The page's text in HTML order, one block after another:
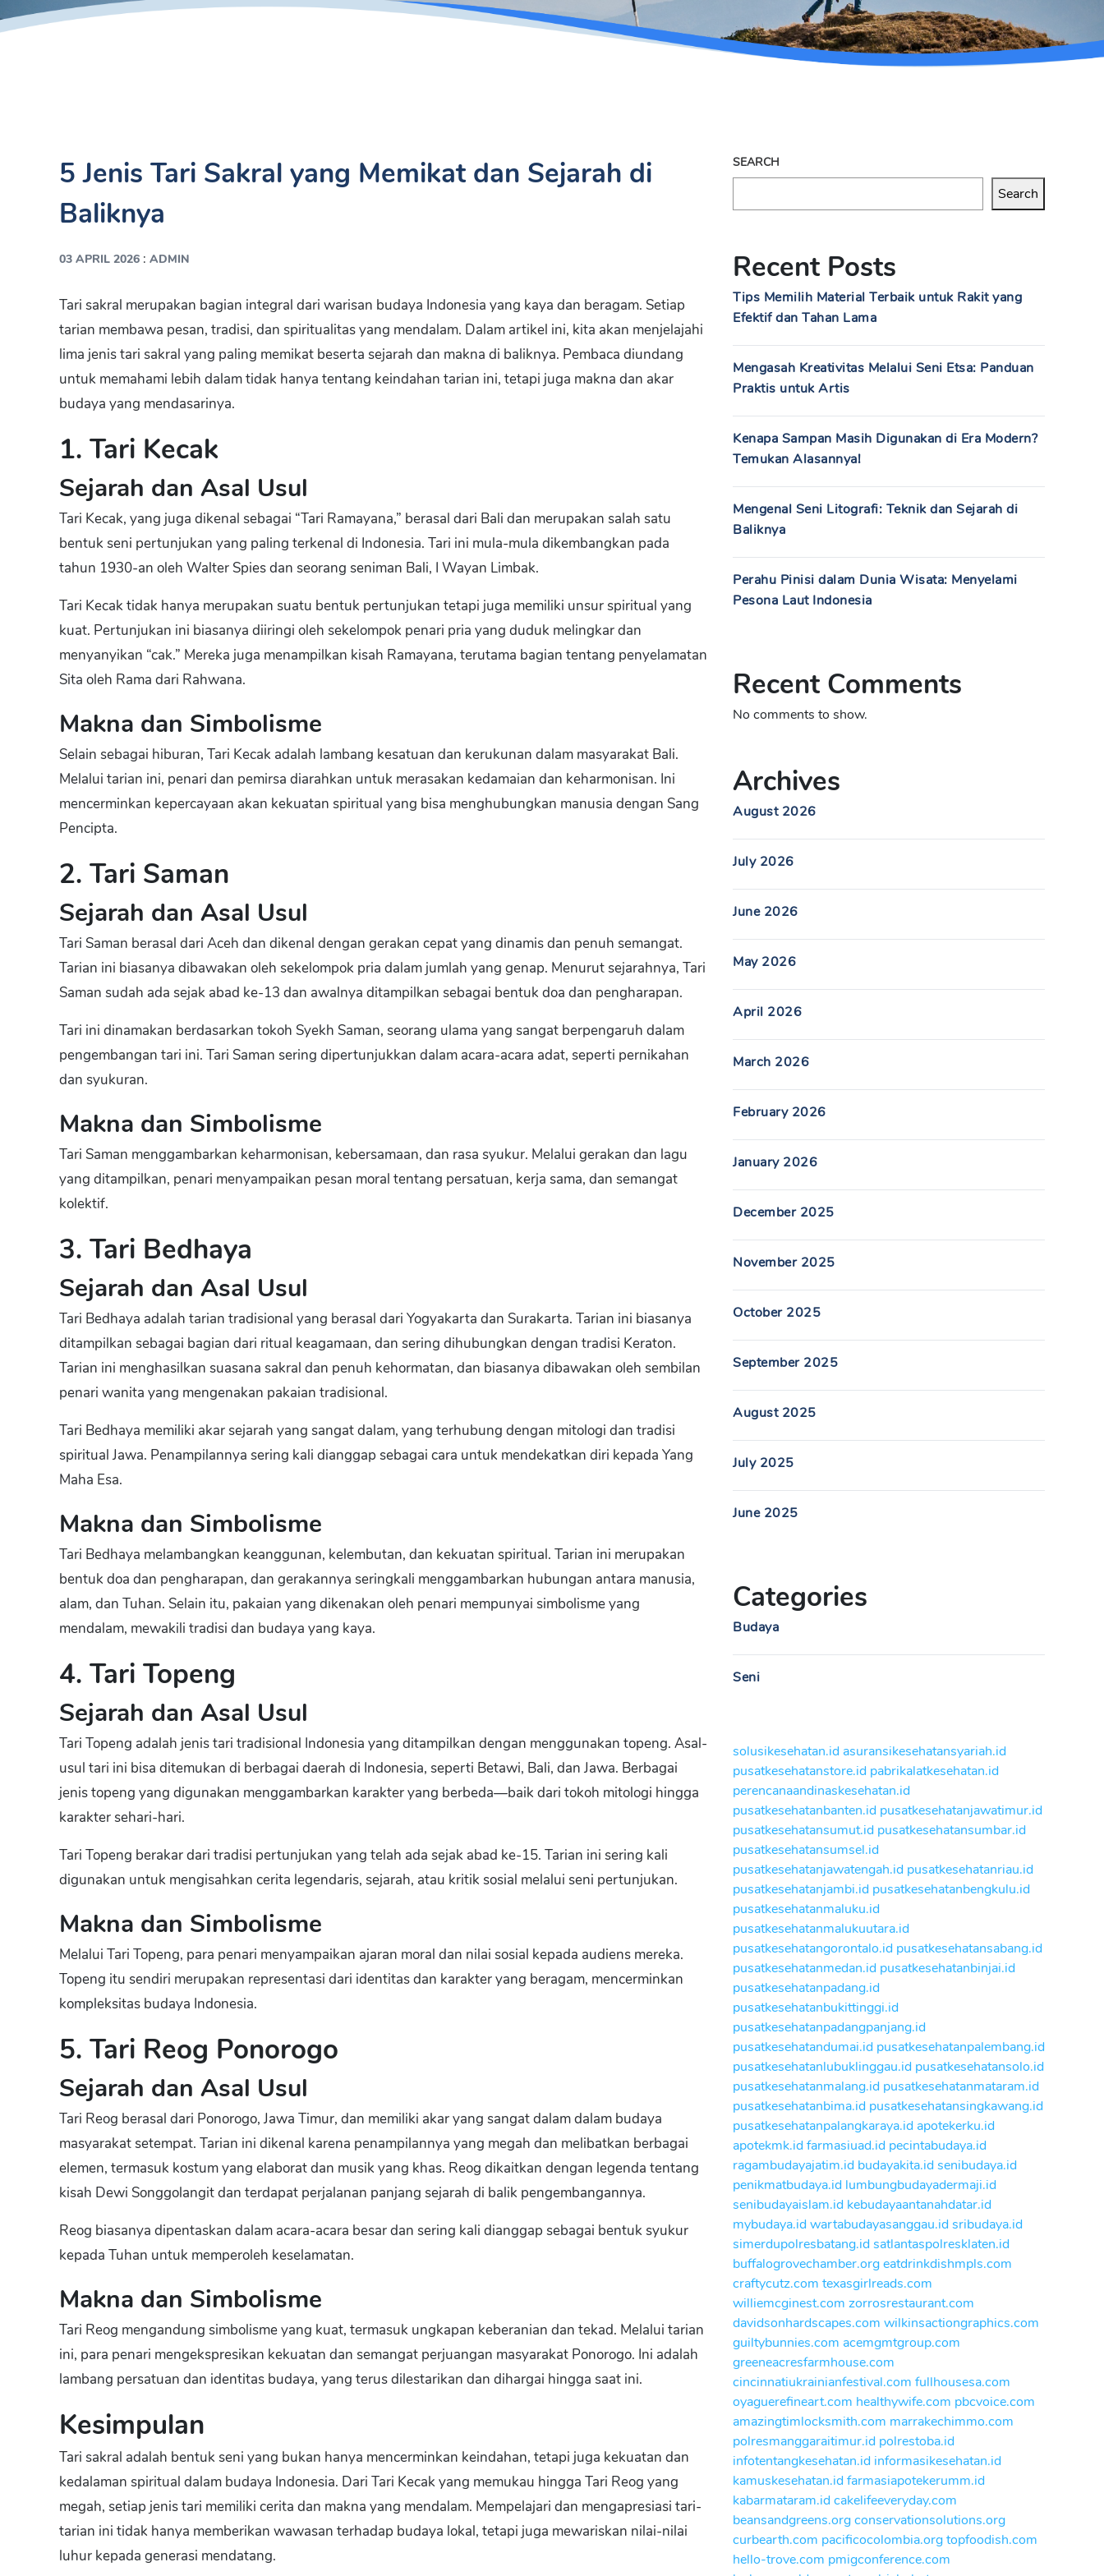
5 Jenis Tari Sakral yang Memikat dan Sejarah di
Baliknya
03 APRIL 2026 : ADMIN
Tari sakral merupakan bagian integral dari warisan budaya Indonesia yang kaya dan beragam. Setiap
tarian membawa pesan, tradisi, dan spiritualitas yang mendalam. Dalam artikel ini, kita akan menjelajahi
lima jenis tari sakral yang paling memikat beserta sejarah dan makna di baliknya. Pembaca diundang
untuk memahami lebih dalam tidak hanya tentang keindahan tarian ini, tetapi juga makna dan akar
budaya yang mendasarinya.
1. Tari Kecak
Sejarah dan Asal Usul
Tari Kecak, yang juga dikenal sebagai “Tari Ramayana,” berasal dari Bali dan merupakan salah satu
bentuk seni pertunjukan yang paling terkenal di Indonesia. Tari ini mula-mula dikembangkan pada
tahun 1930-an oleh Walter Spies dan seorang seniman Bali, I Wayan Limbak.
Tari Kecak tidak hanya merupakan suatu bentuk pertunjukan tetapi juga memiliki unsur spiritual yang
kuat. Pertunjukan ini biasanya diiringi oleh sekelompok penari pria yang duduk melingkar dan
menyanyikan “cak.” Mereka juga menampilkan kisah Ramayana, terutama bagian tentang penyelamatan
Sita oleh Rama dari Rahwana.
Makna dan Simbolisme
Selain sebagai hiburan, Tari Kecak adalah lambang kesatuan dan kerukunan dalam masyarakat Bali.
Melalui tarian ini, penari dan pemirsa diarahkan untuk merasakan kedamaian dan keharmonisan. Ini
mencerminkan kepercayaan akan kekuatan spiritual yang bisa menghubungkan manusia dengan Sang
Pencipta.
2. Tari Saman
Sejarah dan Asal Usul
Tari Saman berasal dari Aceh dan dikenal dengan gerakan cepat yang dinamis dan penuh semangat.
Tarian ini biasanya dibawakan oleh sekelompok pria dalam jumlah yang genap. Menurut sejarahnya, Tari
Saman sudah ada sejak abad ke-13 dan awalnya ditampilkan sebagai bentuk doa dan pengharapan.
Tari ini dinamakan berdasarkan tokoh Syekh Saman, seorang ulama yang sangat berpengaruh dalam
pengembangan tari ini. Tari Saman sering dipertunjukkan dalam acara-acara adat, seperti pernikahan
dan syukuran.
Makna dan Simbolisme
Tari Saman menggambarkan keharmonisan, kebersamaan, dan rasa syukur. Melalui gerakan dan lagu
yang ditampilkan, penari menyampaikan pesan moral tentang persatuan, kerja sama, dan semangat
kolektif.
3. Tari Bedhaya
Sejarah dan Asal Usul
Tari Bedhaya adalah tarian tradisional yang berasal dari Yogyakarta dan Surakarta. Tarian ini biasanya
ditampilkan sebagai bagian dari ritual keagamaan, dan sering dihubungkan dengan tradisi Keraton.
Tarian ini menghasilkan suasana sakral dan penuh kehormatan, dan biasanya dibawakan oleh sembilan
penari wanita yang mengenakan pakaian tradisional.
Tari Bedhaya memiliki akar sejarah yang sangat dalam, yang terhubung dengan mitologi dan tradisi
spiritual Jawa. Penampilannya sering kali dianggap sebagai cara untuk mendekatkan diri kepada Yang
Maha Esa.
Makna dan Simbolisme
Tari Bedhaya melambangkan keanggunan, kelembutan, dan kekuatan spiritual. Tarian ini merupakan
bentuk doa dan pengharapan, dan gerakannya seringkali menggambarkan hubungan antara manusia,
alam, dan Tuhan. Selain itu, pakaian yang dikenakan oleh penari mempunyai simbolisme yang
mendalam, mewakili tradisi dan budaya yang kaya.
4. Tari Topeng
Sejarah dan Asal Usul
Tari Topeng adalah jenis tari tradisional Indonesia yang ditampilkan dengan menggunakan topeng. Asal-
usul tari ini bisa ditemukan di berbagai daerah di Indonesia, seperti Betawi, Bali, dan Jawa. Berbagai
jenis topeng yang digunakan menggambarkan karakter yang berbeda—baik dari tokoh mitologi hingga
karakter sehari-hari.
Tari Topeng berakar dari tradisi pertunjukan yang telah ada sejak abad ke-15. Tarian ini sering kali
digunakan untuk mengisahkan cerita legendaris, sejarah, atau kritik sosial melalui seni pertunjukan.
Makna dan Simbolisme
Melalui Tari Topeng, para penari menyampaikan ajaran moral dan nilai sosial kepada audiens mereka.
Topeng itu sendiri merupakan representasi dari identitas dan karakter yang beragam, mencerminkan
kompleksitas budaya Indonesia.
5. Tari Reog Ponorogo
Sejarah dan Asal Usul
Tari Reog berasal dari Ponorogo, Jawa Timur, dan memiliki akar yang sangat dalam dalam budaya
masyarakat setempat. Tarian ini dikenal karena penampilannya yang megah dan melibatkan berbagai
elemen, termasuk kostum yang elaborat dan musik yang khas. Reog dikaitkan dengan legenda tentang
kisah Dewi Songgolangit dan terdapat perjalanan panjang sejarah di balik pengembangannya.
Reog biasanya dipentaskan dalam acara-acara besar dan sering kali dianggap sebagai bentuk syukur
kepada Tuhan untuk memperoleh keselamatan.
Makna dan Simbolisme
Tari Reog mengandung simbolisme yang kuat, termasuk ungkapan keberanian dan tekad. Melalui tarian
ini, para penari mengekspresikan kekuatan dan semangat perjuangan masyarakat Ponorogo. Ini adalah
lambang persatuan dan identitas budaya, yang terus dilestarikan dan dihargai hingga saat ini.
Kesimpulan
Tari sakral adalah bentuk seni yang bukan hanya mencerminkan keindahan, tetapi juga kekuatan dan
kedalaman spiritual dalam budaya Indonesia. Dari Tari Kecak yang memukau hingga Tari Reog yang
megah, setiap jenis tari memiliki cerita dan makna yang mendalam. Mempelajari dan mengapresiasi tari-
tarian ini tidak hanya memberikan wawasan terhadap budaya lokal, tetapi juga mewariskan nilai-nilai
luhur kepada generasi mendatang.
SEARCH
Search
Recent Posts
Tips Memilih Material Terbaik untuk Rakit yang
Efektif dan Tahan Lama
Mengasah Kreativitas Melalui Seni Etsa: Panduan
Praktis untuk Artis
Kenapa Sampan Masih Digunakan di Era Modern?
Temukan Alasannya!
Mengenal Seni Litografi: Teknik dan Sejarah di
Baliknya
Perahu Pinisi dalam Dunia Wisata: Menyelami
Pesona Laut Indonesia
Recent Comments
No comments to show.
Archives
August 2026
July 2026
June 2026
May 2026
April 2026
March 2026
February 2026
January 2026
December 2025
November 2025
October 2025
September 2025
August 2025
July 2025
June 2025
Categories
Budaya
Seni
solusikesehatan.id asuransikesehatansyariah.id
pusatkesehatanstore.id pabrikalatkesehatan.id
perencanaandinaskesehatan.id
pusatkesehatanbanten.id pusatkesehatanjawatimur.id
pusatkesehatansumut.id pusatkesehatansumbar.id
pusatkesehatansumsel.id
pusatkesehatanjawatengah.id pusatkesehatanriau.id
pusatkesehatanjambi.id pusatkesehatanbengkulu.id
pusatkesehatanmaluku.id
pusatkesehatanmalukuutara.id
pusatkesehatangorontalo.id pusatkesehatansabang.id
pusatkesehatanmedan.id pusatkesehatanbinjai.id
pusatkesehatanpadang.id
pusatkesehatanbukittinggi.id
pusatkesehatanpadangpanjang.id
pusatkesehatandumai.id pusatkesehatanpalembang.id
pusatkesehatanlubuklinggau.id pusatkesehatansolo.id
pusatkesehatanmalang.id pusatkesehatanmataram.id
pusatkesehatanbima.id pusatkesehatansingkawang.id
pusatkesehatanpalangkaraya.id apotekerku.id
apotekmk.idfarmasiuad.id pecintabudaya.id
ragambudayajatim.id budayakita.idsenibudaya.id
penikmatbudaya.id lumbungbudayadermaji.id
senibudayaislam.id kebudayaantanahdatar.id
mybudaya.idwartabudayasanggau.idsribudaya.id
simerdupolresbatang.idsatlantaspolresklaten.id
buffalogrovechamber.orgeatdrinkdishmpls.com
craftycutz.com texasgirlreads.com
williemcginest.com zorrosrestaurant.com
davidsonhardscapes.com wilkinsactiongraphics.com
guiltybunnies.com acemgmtgroup.com
greeneacresfarmhouse.com
cincinnatiukrainianfestival.com fullhousesa.com
oyaguerefineart.com healthywife.com pbcvoice.com
amazingtimlocksmith.com marrakechimmo.com
polresmanggaraitimur.id polrestoba.id
infotentangkesehatan.id informasikesehatan.id
kamuskesehatan.idfarmasiapotekerumm.id
kabarmataram.idcakelifeeveryday.com
beansandgreens.orgconservationsolutions.org
curbearth.com pacificocolombia.orgtopfoodish.com
hello-trove.com pmigconference.com